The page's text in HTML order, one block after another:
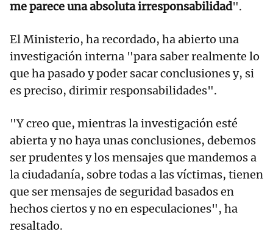
me parece una absoluta irresponsabilidad".
El Ministerio, ha recordado, ha abierto una
investigación interna "para saber realmente lo
que ha pasado y poder sacar conclusiones y, si
es preciso, dirimir responsabilidades".
"Y creo que, mientras la investigación esté
abierta y no haya unas conclusiones, debemos
ser prudentes y los mensajes que mandemos a
la ciudadanía, sobre todas a las víctimas, tienen
que ser mensajes de seguridad basados en
hechos ciertos y no en especulaciones", ha
resaltado.